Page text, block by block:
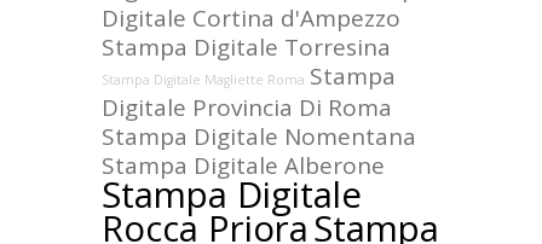
Digitale Cortina d'Ampezzo
Stampa Digitale Torresina
Stampa Digitale Magliette Roma Stampa
Digitale Provincia Di Roma
Stampa Digitale Nomentana
Stampa Digitale Alberone
Stampa Digitale
Rocca PrioraStampa